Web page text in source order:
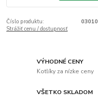
Číslo produktu:
03010
Strážiť cenu / dostupnosť
VÝHODNÉ CENY
Kotlíky za nízke ceny
VŠETKO SKLADOM